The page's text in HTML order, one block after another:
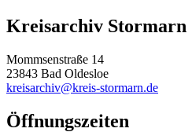
Kreisarchiv Stormarn
Mommsenstraße 14
23843 Bad Oldesloe
kreisarchiv@kreis-stormarn.de
Öffnungszeiten